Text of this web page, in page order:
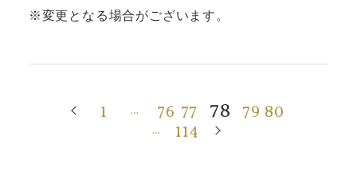
※変更となる場合がございます。
1 … 76 77 78 79 80
… 114